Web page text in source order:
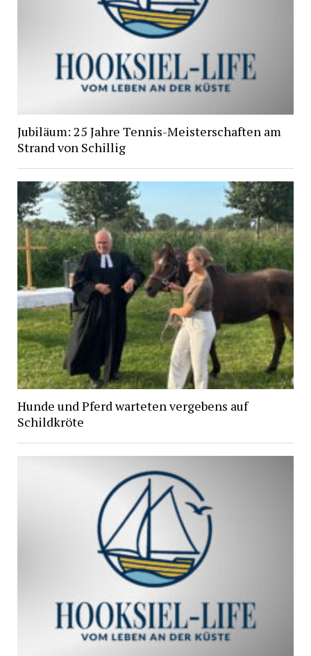
Jubiläum: 25 Jahre Tennis-Meisterschaften am
Strand von Schillig
Hunde und Pferd warteten vergebens auf
Schildkröte